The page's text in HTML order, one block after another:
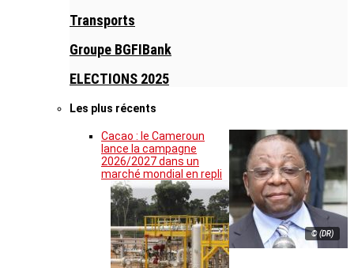
Transports
Groupe BGFIBank
ELECTIONS 2025
Les plus récents
© (DR)
Cacao : le Cameroun
lance la campagne
2026/2027 dans un
marché mondial en repli